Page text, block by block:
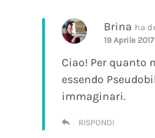
Brina ha
19 Aprile
Ciao! Per quanto
essendo
immaginari.
RISPONDI